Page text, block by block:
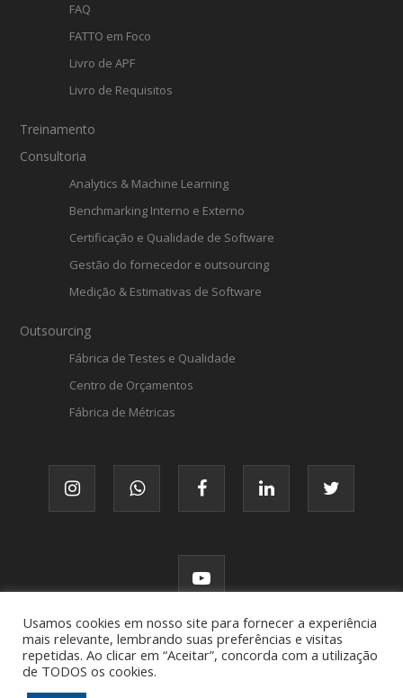
FAQ
FATTO em Foco
Livro de APF
Livro de Requisitos
Treinamento
Consultoria
Analytics & Machine Learning
Benchmarking Interno e Externo
Certificação e Qualidade de Software
Gestão do fornecedor e outsourcing
Medição & Estimativas de Software
Outsourcing
Fábrica de Testes e Qualidade
Centro de Orçamentos
Fábrica de Métricas
© FATTO, todos os direitos reservados.
Usamos cookies em nosso site para fornecer a experiência
mais relevante, lembrando suas preferências e visitas
repetidas. Ao clicar em “Aceitar”, concorda com a utilização
de TODOS os cookies.